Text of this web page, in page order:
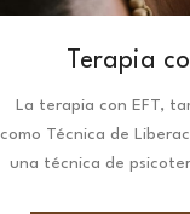
Terapia
La terapia con EFT,
como Técnica de
una técnica de